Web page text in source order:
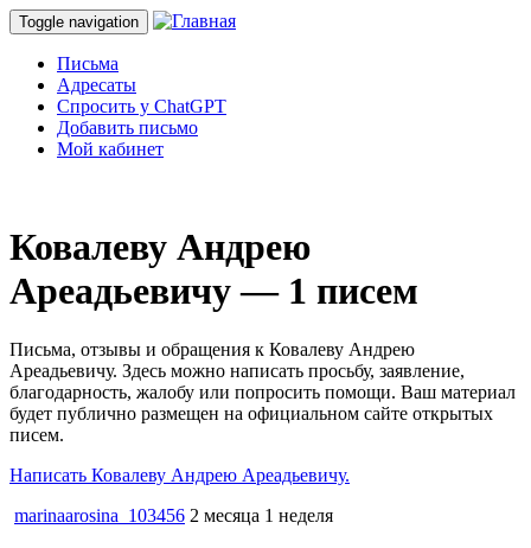
Toggle navigation
Письма
Адресаты
Спросить у ChatGPT
Добавить письмо
Мой кабинет
Ковалеву Андрею
Ареадьевичу — 1 писем
Письма, отзывы и обращения к Ковалеву Андрею
Ареадьевичу. Здесь можно написать просьбу, заявление,
благодарность, жалобу или попросить помощи. Ваш материал
будет публично размещен на официальном сайте открытых
писем.
Написать Ковалеву Андрею Ареадьевичу.
marinaarosina_103456 2 месяца 1 неделя